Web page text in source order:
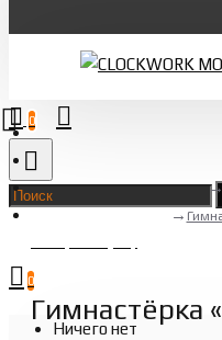
0
0
Ничего нет
Гимнастёрка